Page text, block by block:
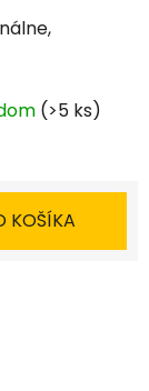
(>5 ks)
KOŠÍKA